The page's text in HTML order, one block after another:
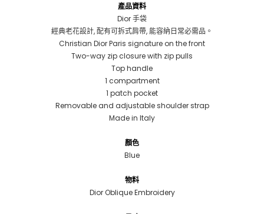
產品資料
Dior 手袋
經典老花設計, 配有可拆式肩帶, 能容納日常必需品。
Christian Dior Paris signature on the front
Two-way zip closure with zip pulls
Top handle
1 compartment
1 patch pocket
Removable and adjustable shoulder strap
Made in Italy
顏色
Blue
物料
Dior Oblique Embroidery